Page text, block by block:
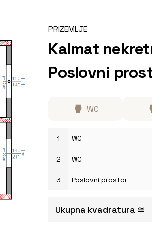
PRIZEMLJE
Kalmat
Poslovni
WC
1 WC
2 WC
3 Poslovni prostor
Ukupna kvadratura ≅